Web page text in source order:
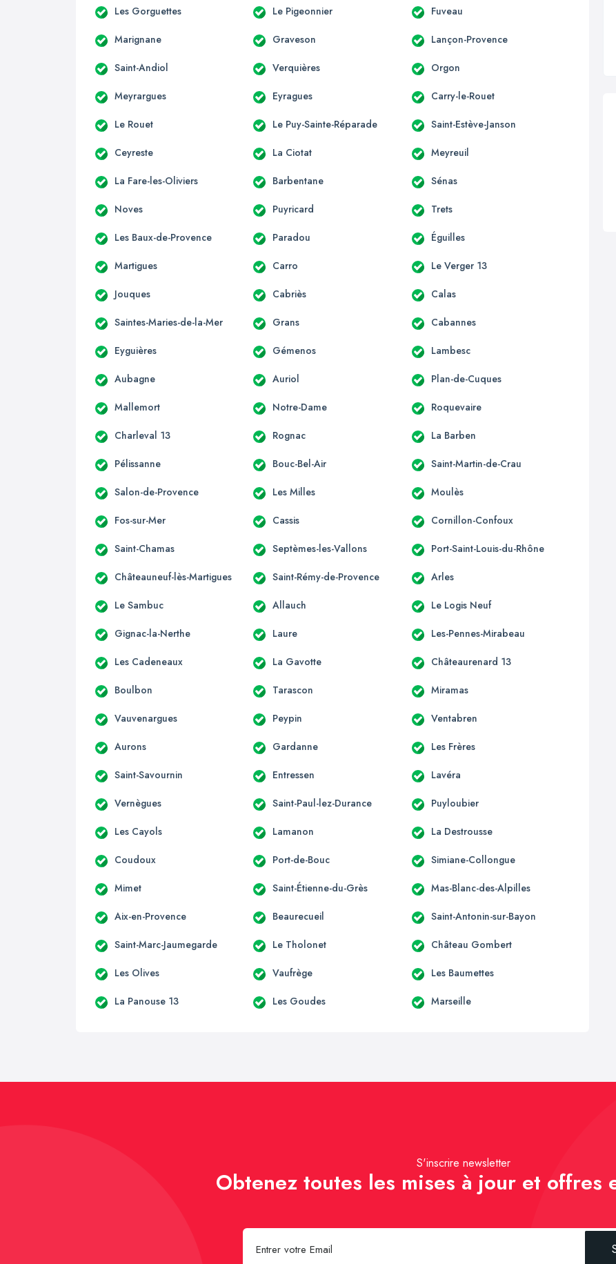
Les Gorguettes Le Pigeonnier Fuveau
Marignane Graveson Lançon-Provence
Saint-Andiol Verquières Orgon
Meyrargues Eyragues Carry-le-Rouet
Le Rouet Le Puy-Sainte-Réparade Saint-Estève-Janson
Ceyreste La Ciotat Meyreuil
La Fare-les-Oliviers Barbentane Sénas
Noves Puyricard Trets
Les Baux-de-Provence Paradou Éguilles
Martigues Carro Le Verger 13
Jouques Cabriès Calas
Saintes-Maries-de-la-Mer Grans Cabannes
Eyguières Gémenos Lambesc
Aubagne Auriol Plan-de-Cuques
Mallemort Notre-Dame Roquevaire
Charleval 13 Rognac La Barben
Pélissanne Bouc-Bel-Air Saint-Martin-de-Crau
Salon-de-Provence Les Milles Moulès
Fos-sur-Mer Cassis Cornillon-Confoux
Saint-Chamas Septèmes-les-Vallons Port-Saint-Louis-du-Rhône
Châteauneuf-lès-Martigues Saint-Rémy-de-Provence Arles
Le Sambuc Allauch Le Logis Neuf
Gignac-la-Nerthe Laure Les-Pennes-Mirabeau
Les Cadeneaux La Gavotte Châteaurenard 13
Boulbon Tarascon Miramas
Vauvenargues Peypin Ventabren
Aurons Gardanne Les Frères
Saint-Savournin Entressen Lavéra
Vernègues Saint-Paul-lez-Durance Puyloubier
Les Cayols Lamanon La Destrousse
Coudoux Port-de-Bouc Simiane-Collongue
Mimet Saint-Étienne-du-Grès Mas-Blanc-des-Alpilles
Aix-en-Provence Beaurecueil Saint-Antonin-sur-Bayon
Saint-Marc-Jaumegarde Le Tholonet Château Gombert
Les Olives Vaufrège Les Baumettes
La Panouse 13 Les Goudes Marseille
S'inscrire newsletter
Obtenez toutes les mises à jour et offres